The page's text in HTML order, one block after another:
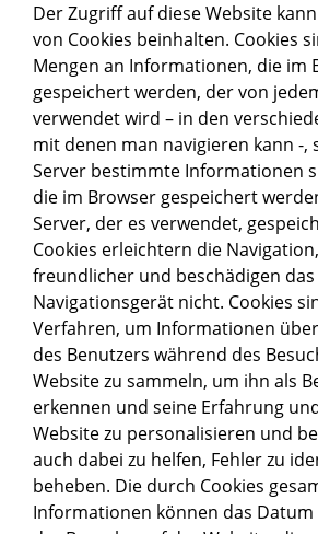
Der Zugriff auf diese Website
von Cookies beinhalten. Cookies
Mengen an Informationen, die im
gespeichert werden, der von
verwendet wird – in den
mit denen man navigieren kann -,
Server bestimmte Informationen
die im Browser gespeichert
Server, der es verwendet,
Cookies erleichtern die
freundlicher und beschädigen das
Navigationsgerät nicht. Cookies
Verfahren, um Informationen
des Benutzers während des
Website zu sammeln, um ihn als
erkennen und seine Erfahrung
Website zu personalisieren und
auch dabei zu helfen, Fehler zu
beheben. Die durch Cookies
Informationen können das